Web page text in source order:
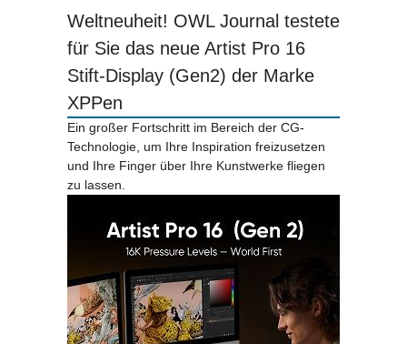
Weltneuheit! OWL Journal testete
für Sie das neue Artist Pro 16
Stift-Display (Gen2) der Marke
XPPen
Ein großer Fortschritt im Bereich der CG-
Technologie, um Ihre Inspiration freizusetzen
und Ihre Finger über Ihre Kunstwerke fliegen
zu lassen.